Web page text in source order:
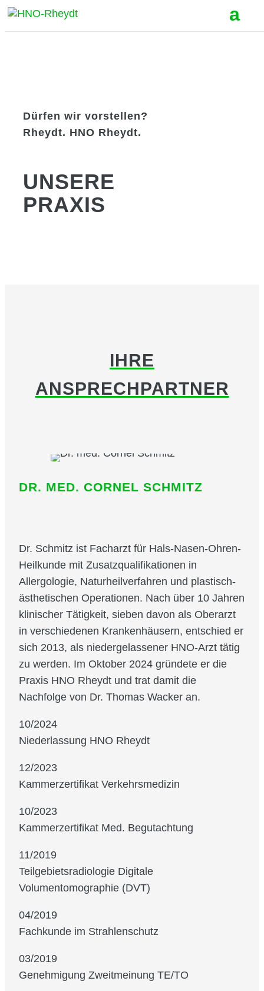
UNSERE
PRAXIS
Dürfen wir vorstellen?
Rheydt. HNO Rheydt.
IHRE
ANSPRECHPARTNER
DR. MED. CORNEL SCHMITZ
Dr. Schmitz ist Facharzt für Hals-Nasen-Ohren-
Heilkunde mit Zusatzqualifikationen in
Allergologie, Naturheilverfahren und plastisch-
ästhetischen Operationen. Nach über 10 Jahren
klinischer Tätigkeit, sieben davon als Oberarzt
in verschiedenen Krankenhäusern, entschied er
sich 2013, als niedergelassener HNO-Arzt tätig
zu werden. Im Oktober 2024 gründete er die
Praxis HNO Rheydt und trat damit die
Nachfolge von Dr. Thomas Wacker an.
10/2024
Niederlassung HNO Rheydt
12/2023
Kammerzertifikat Verkehrsmedizin
10/2023
Kammerzertifikat Med. Begutachtung
11/2019
Teilgebietsradiologie Digitale
Volumentomographie (DVT)
04/2019
Fachkunde im Strahlenschutz
03/2019
Genehmigung Zweitmeinung TE/TO